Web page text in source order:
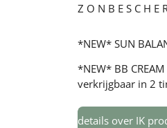
Z O N B E S C H E
*NEW* SUN
*NEW* BB
verkrijgbaar in 2
details over IK